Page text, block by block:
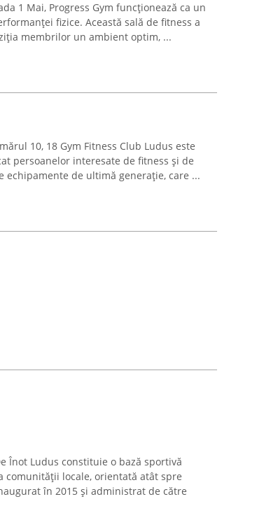
1 Mai, Progress Gym funcționează ca un
fizice. Această sală de fitness a
membrilor un ambient optim, ...
10, 18 Gym Fitness Club Ludus este
persoanelor interesate de fitness și de
de ultimă generație, care ...
Înot Ludus constituie o bază sportivă
comunității locale, orientată atât spre
în 2015 și administrat de către